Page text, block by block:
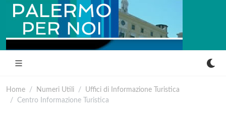
Home Numeri Utili
Uffici di Informazione Turistica
Centro Informazione Turistica